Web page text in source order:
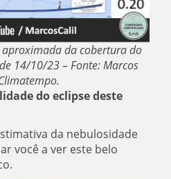
da cobertura do
14/10/23 – Fonte: Marcos
do eclipse deste
da nebulosidade
você a ver este belo